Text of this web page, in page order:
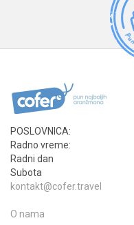
POSLOVNICA:
Radno vreme:
Radni dan
Subota
kontakt@cofer.travel
O nama